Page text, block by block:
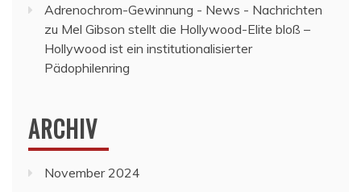
Adrenochrom-Gewinnung - News - Nachrichten
zu Mel Gibson stellt die Hollywood-Elite bloß –
Hollywood ist ein institutionalisierter
Pädophilenring
ARCHIV
November 2024